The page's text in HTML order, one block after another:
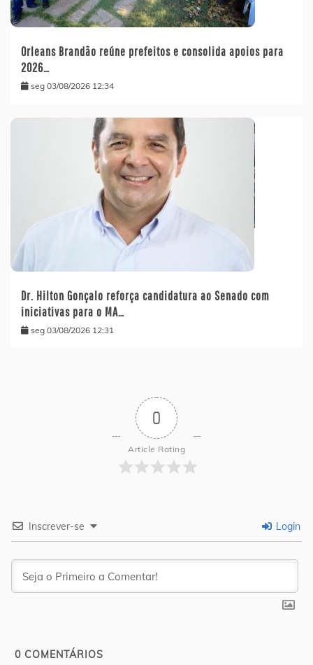
Orleans Brandão reúne prefeitos e consolida apoios para
2026…
seg 03/08/2026 12:34
Dr. Hilton Gonçalo reforça candidatura ao Senado com
iniciativas para o MA…
seg 03/08/2026 12:31
0
Article Rating
Inscrever-se Login
0 COMENTÁRIOS